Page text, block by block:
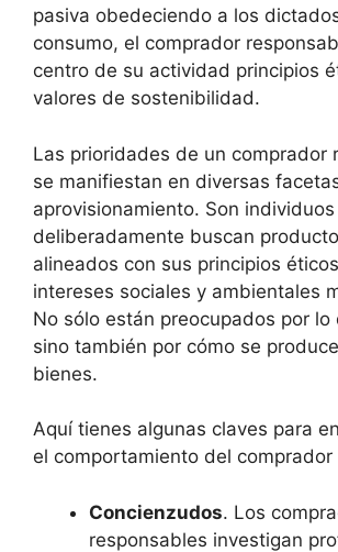
pasiva obedeciendo a los
consumo, el comprador
centro de su actividad principios
valores de sostenibilidad.
Las prioridades de un comprador
se manifiestan en diversas
aprovisionamiento. Son individuos
deliberadamente buscan
alineados con sus principios
intereses sociales y ambientales
No sólo están preocupados por lo
sino también por cómo se
bienes.
Aquí tienes algunas claves para
el comportamiento del comprador
Concienzudos. Los
responsables investigan